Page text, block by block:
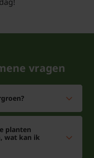
uitbreiden. Zet de
beetje water is niet
aanplant is het
‘Chantilly’ een
vragen
planten
wat kan ik